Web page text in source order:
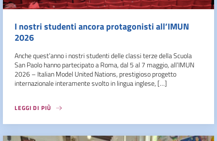
I nostri studenti ancora protagonisti all’IMUN
2026
Anche quest’anno i nostri studenti delle classi terze della Scuola
San Paolo hanno partecipato a Roma, dal 5 al 7 maggio, all’IMUN
2026 – Italian Model United Nations, prestigioso progetto
internazionale interamente svolto in lingua inglese, […]
LEGGI DI PIÙ